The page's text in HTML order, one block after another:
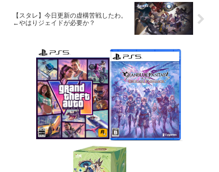
【スタレ】今日更新の虚構苦戦したわ。
←やはりジェイドが必要か？